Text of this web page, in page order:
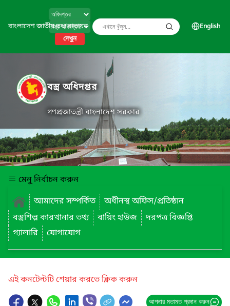
বাংলাদেশ জাতীয় তথ্য বাতায়ন
দেখুন
English
বস্ত্র অধিদপ্তর
গণপ্রজাতন্ত্রী বাংলাদেশ সরকার
মেনু নির্বাচন করুন
আমাদের সম্পর্কিত
অধীনস্থ অফিস/প্রতিষ্ঠান
বস্ত্রশিল্প কারখানার তথ্য
বায়িং হাউজ
দরপত্র বিজ্ঞপ্তি
গ্যালারি
যোগাযোগ
এই কনটেন্টটি শেয়ার করতে ক্লিক করুন
আপনার মতামত প্রদান করুন